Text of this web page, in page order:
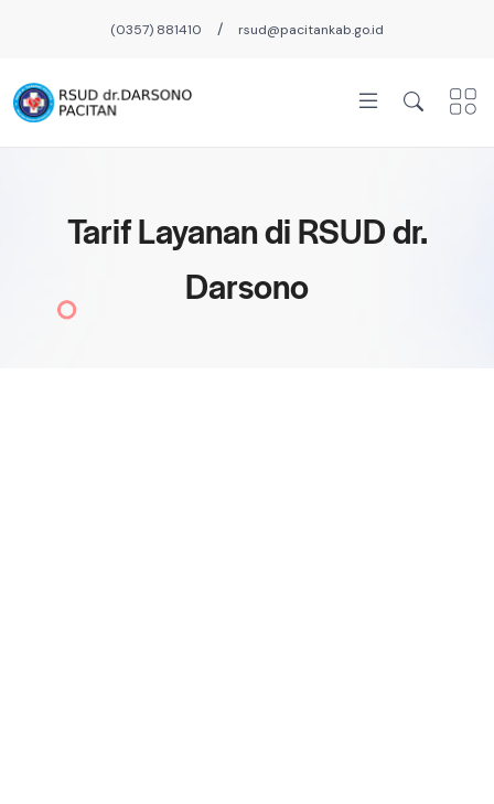
(0357) 881410 / rsud@pacitankab.go.id
Tarif Layanan di RSUD dr.
Darsono